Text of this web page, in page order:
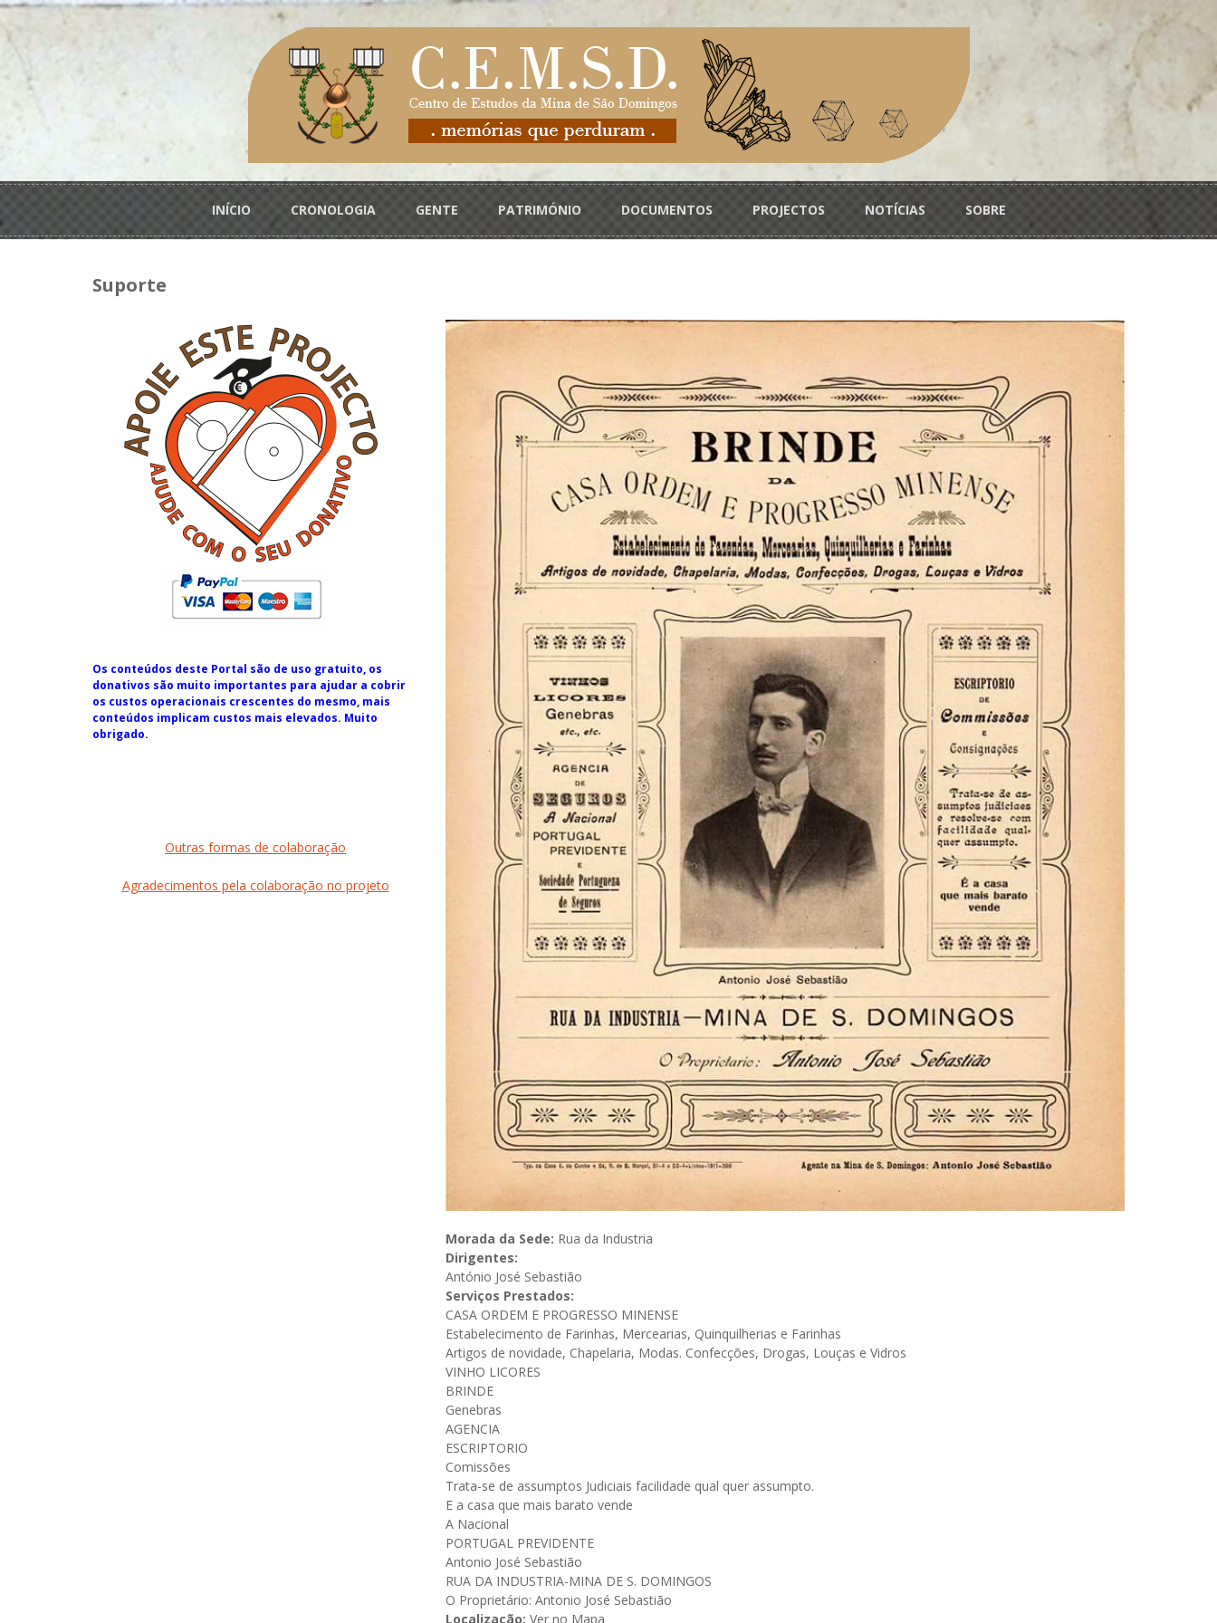
Passar para o conteúdo principal
INÍCIO CRONOLOGIA GENTE PATRIMÓNIO DOCUMENTOS PROJECTOS NOTÍCIAS SOBRE
Suporte
Os conteúdos deste Portal são de uso gratuito, os
donativos são muito importantes para ajudar a cobrir
os custos operacionais crescentes do mesmo, mais
conteúdos implicam custos mais elevados. Muito
obrigado.
Outras formas de colaboração
Agradecimentos pela colaboração no projeto
Morada da Sede: Rua da Industria
Dirigentes:
António José Sebastião
Serviços Prestados:
CASA ORDEM E PROGRESSO MINENSE
Estabelecimento de Farinhas, Mercearias, Quinquilherias e Farinhas
Artigos de novidade, Chapelaria, Modas. Confecções, Drogas, Louças e Vidros
VINHO LICORES
BRINDE
Genebras
AGENCIA
ESCRIPTORIO
Comissões
Trata-se de assumptos Judiciais facilidade qual quer assumpto.
E a casa que mais barato vende
A Nacional
PORTUGAL PREVIDENTE
Antonio José Sebastião
RUA DA INDUSTRIA-MINA DE S. DOMINGOS
O Proprietário: Antonio José Sebastião
Localização: Ver no Mapa